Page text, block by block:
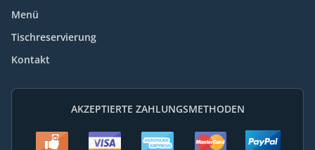
Menü
Tischreservierung
Kontakt
AKZEPTIERTE ZAHLUNGSMETHODEN